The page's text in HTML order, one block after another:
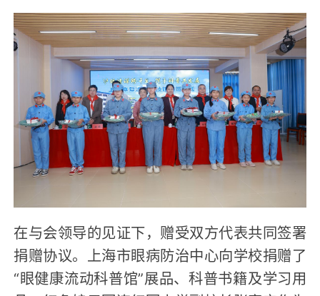
在与会领导的见证下，赠受双方代表共同签署
捐赠协议。上海市眼病防治中心向学校捐赠了
“眼健康流动科普馆”展品、科普书籍及学习用